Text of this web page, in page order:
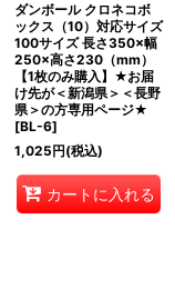
ダンボール クロネコボ
ックス（10）対応サイズ
100サイズ 長さ350×幅
250×高さ230（mm）
【1枚のみ購入】★お届
け先が＜新潟県＞＜長野
県＞の方専用ページ★
[BL-6]
1,025円(税込)
カートに入れる